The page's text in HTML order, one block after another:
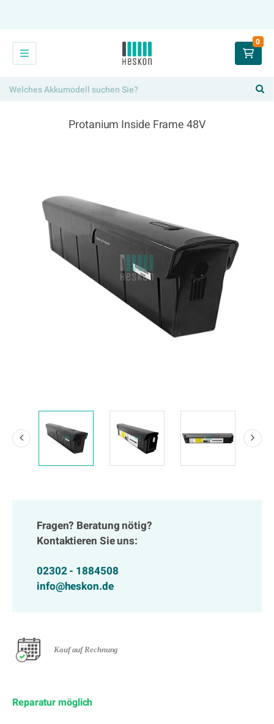
0
Protanium Inside Frame 48V
Fragen? Beratung nötig?
Kontaktieren Sie uns:
02302 - 1884508
info@heskon.de
Kauf auf Rechnung
Reparatur möglich